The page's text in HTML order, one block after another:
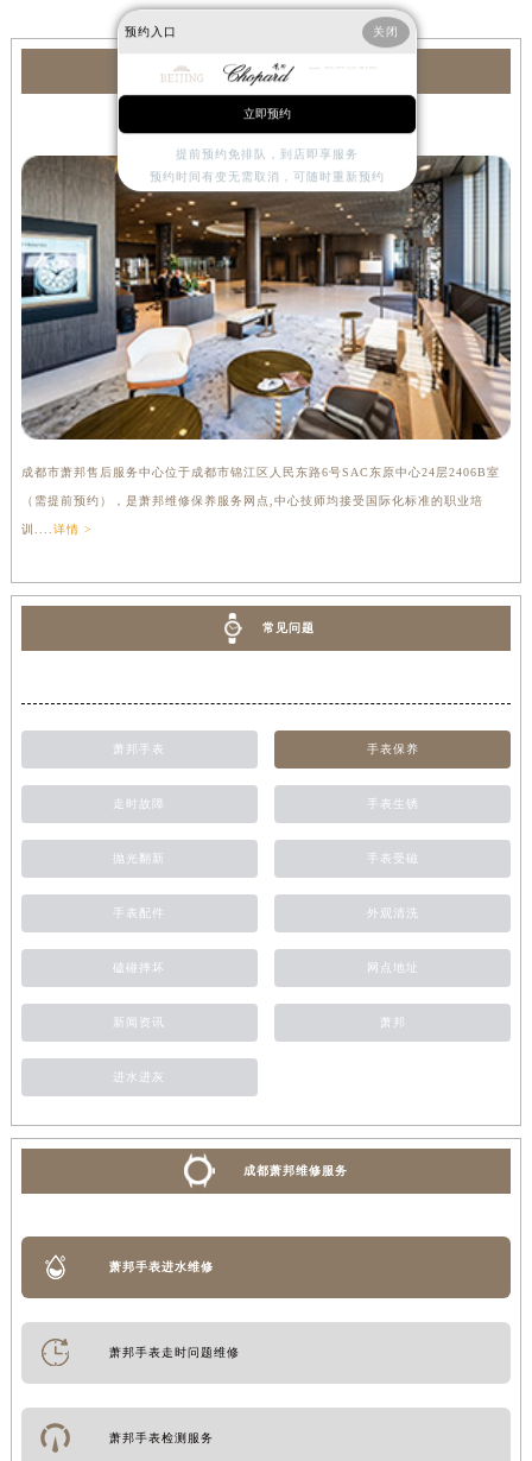
萧邦服务中心
成都萧邦售后服务中心
成都市萧邦售后服务中心位于成都市锦江区人民东路6号SAC东原中心24层2406B室
（需提前预约），是萧邦维修保养服务网点,中心技师均接受国际化标准的职业培
训.... 详情 >
常见问题
萧邦手表 手表保养
走时故障 手表生锈
抛光翻新 手表受磁
手表配件 外观清洗
磕碰摔坏 网点地址
新闻资讯 萧邦
进水进灰
成都萧邦维修服务
萧邦手表进水维修
萧邦手表走时问题维修
萧邦手表检测服务
预约入口 关闭
立即预约
提前预约免排队，到店即享服务
预约时间有变无需取消，可随时重新预约